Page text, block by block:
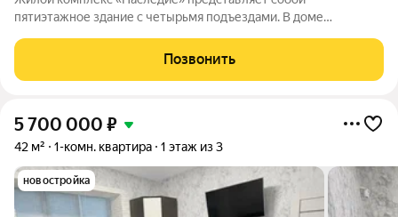
пятиэтажное здание с четырьмя подъездами. В доме
назначения. Комплекс находится в благоустроенном
микрорайоне. На придомовой территории есть современная
Позвонить
5 700 000 ₽
42 м² 1-комн. квартира 1 этаж из 3
новостройка